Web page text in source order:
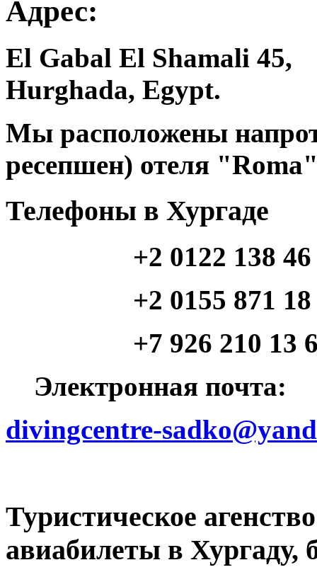
Адрес:
El Gabal El Shamali 45,
Hurghada, Egypt.
Мы расположены
ресепшен) отеля
Телефоны в Хургаде
+2 0122 138
+2 0155 871 18 46
+7 926 210 13 64
Электронная почта:
divingcentre-
Туристическое
авиабилеты в Хургаду,